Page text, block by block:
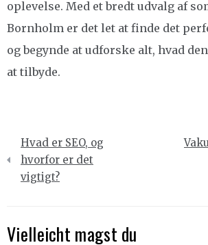
oplevelse. Med et bredt udvalg af
Bornholm er det let at finde det
og begynde at udforske alt, hvad
at tilbyde.
Indlægsnavigation
Hvad er SEO, og
hvorfor er det
vigtigt?
Vielleicht magst du